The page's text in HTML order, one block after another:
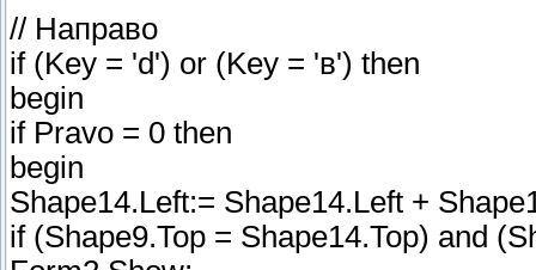
// Направо
if (Key = 'd') or (Key = 'в') then
begin
if Pravo = 0 then
begin
Shape14.Left:= Shape14.Left +
if (Shape9.Top = Shape14.Top) and